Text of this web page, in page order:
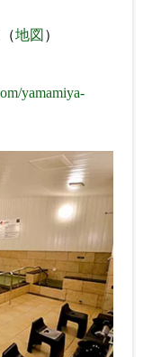
地図 ）
yamamiya-